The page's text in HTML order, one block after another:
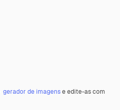
gerador de imagense edite-as com